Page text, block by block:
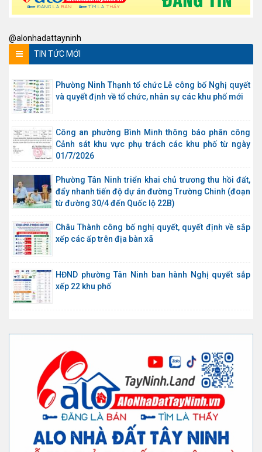
@alonhadattayninh
TIN TỨC MỚI
Phường Ninh Thạnh tổ chức Lễ công bố Nghị quyết
và quyết định về tổ chức, nhân sự các khu phố mới
Công an phường Bình Minh thông báo phân công
Cảnh sát khu vực phụ trách các khu phố từ ngày
01/7/2026
Phường Tân Ninh triển khai chủ trương thu hồi đất,
đẩy nhanh tiến độ dự án đường Trường Chinh (đoạn
từ đường 30/4 đến Quốc lộ 22B)
Châu Thành công bố nghị quyết, quyết định về sắp
xếp các ấp trên địa bàn xã
HĐND phường Tân Ninh ban hành Nghị quyết sắp
xếp 22 khu phố